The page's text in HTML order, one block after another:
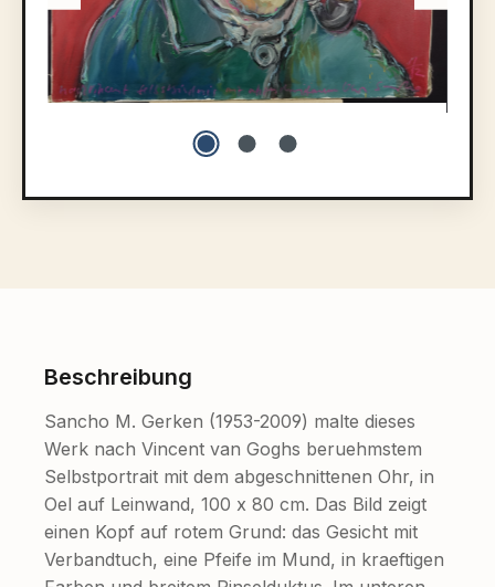
Beschreibung
Sancho M. Gerken (1953-2009) malte dieses
Werk nach Vincent van Goghs beruehmstem
Selbstportrait mit dem abgeschnittenen Ohr, in
Oel auf Leinwand, 100 x 80 cm. Das Bild zeigt
einen Kopf auf rotem Grund: das Gesicht mit
Verbandtuch, eine Pfeife im Mund, in kraeftigen